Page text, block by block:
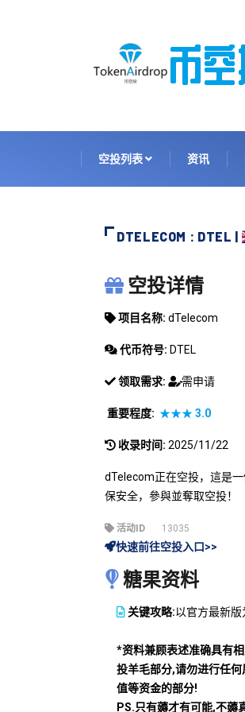
空投列表 资讯
DTELECOM : DTEL |
DTELECOM
空投详情
项目名称: dTelecom
代币符号: DTEL
领取需求: 需申请
重要程度: ★★★3.0
收录时间: 2025/11/22
dTelecom正在空投，這是
保安全，參與並奪取空投！
活动ID 13035
快速前往空投入口>>
糖果资料
关键攻略:以官方最新版
*资料兼顾表述准确具有
投羊毛部分,请勿进行任
值等资金的部分!
PS.只有薅才有可能,不薅